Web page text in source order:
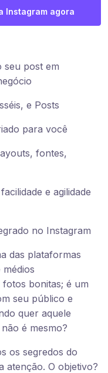
Instagram agora
seu post em
e Posts
para você
fontes,
e agilidade
no Instagram
das plataformas
bonitas; é um
seu público e
quer aquele
é mesmo?
os segredos do
atenção. O objetivo?